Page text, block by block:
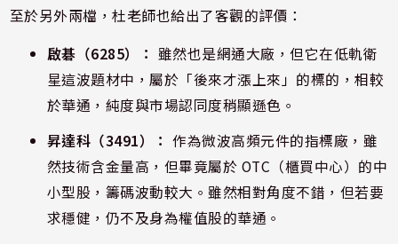
至於另外兩檔，杜老師也給出了客觀的評價：
啟碁（6285）： 雖然也是網通大廠，但它在低軌衛
星這波題材中，屬於「後來才漲上來」的標的，相較
於華通，純度與市場認同度稍顯遜色。
昇達科（3491）： 作為微波高頻元件的指標廠，雖
然技術含金量高，但畢竟屬於 OTC（櫃買中心）的中
小型股，籌碼波動較大。雖然相對角度不錯，但若要
求穩健，仍不及身為權值股的華通。